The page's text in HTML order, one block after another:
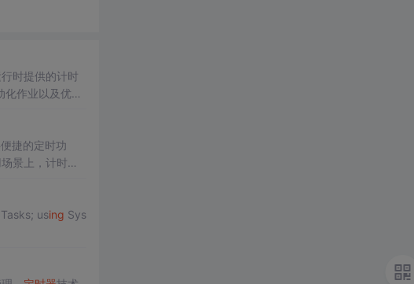
时提供的计时
作业以及优化
捷的定时功
景上，计时器
.Tasks; using Sys